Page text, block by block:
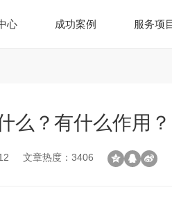
心 成功案例 服务项
么？有什么作用？
文章热度：3406